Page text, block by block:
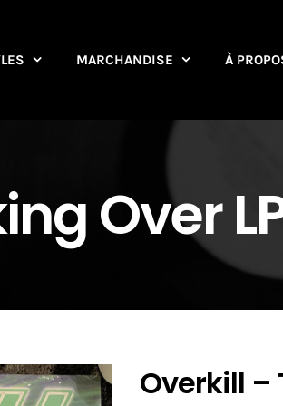
MARCHANDISE À
Over
Overkill –